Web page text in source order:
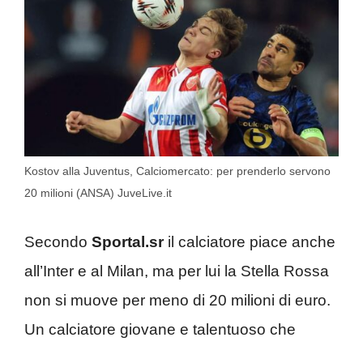
Kostov alla Juventus, Calciomercato: per prenderlo servono
20 milioni (ANSA) JuveLive.it
Secondo Sportal.sril calciatore piace anche
all’Inter e al Milan, ma per lui la Stella Rossa
non si muove per meno di 20 milioni di euro.
Un calciatore giovane e talentuoso che